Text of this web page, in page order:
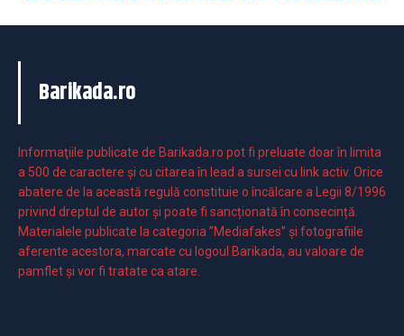
Barikada.ro
Informaţiile publicate de Barikada.ro pot fi preluate doar în limita
a 500 de caractere şi cu citarea în lead a sursei cu link activ. Orice
abatere de la această regulă constituie o încălcare a Legii 8/1996
privind dreptul de autor și poate fi sancționată în consecință.
Materialele publicate la categoria ”Mediafakes” și fotografiile
aferente acestora, marcate cu logoul Barikada, au valoare de
pamflet și vor fi tratate ca atare.